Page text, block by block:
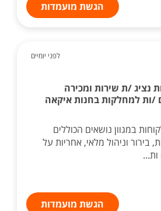
הגשת מועמדות
לפני יומיים
נציג /ת שירות ומכירה
/ות למחלקות בחנות איקאה
במגוון נושאים הכוללים
בירור וניהול מלאי, אחריות על
ות...
הגשת מועמדות